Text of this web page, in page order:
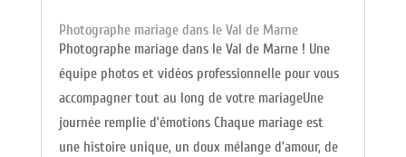
Photographe mariage dans le Val de Marne
Photographe mariage dans le Val de Marne ! Une
équipe photos et vidéos professionnelle pour vous
accompagner tout au long de votre mariageUne
journée remplie d’émotions Chaque mariage est
une histoire unique, un doux mélange d’amour, de